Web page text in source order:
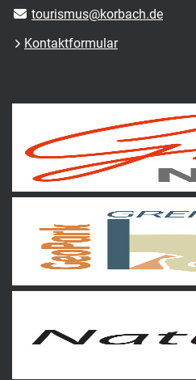
tourismus@korbach.de
Kontaktformular